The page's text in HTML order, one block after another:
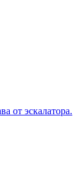
от эскалатора.